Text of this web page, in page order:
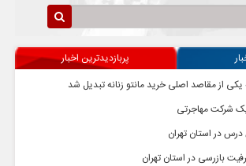
پربازدیدترین اخبار
از مقاصد اصلی خرید مانتو زنانه تبدیل شد
بازرسی در استان تهران